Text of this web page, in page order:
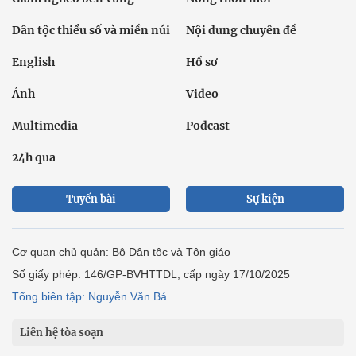
Dân tộc thiểu số và miền núi Nội dung chuyên đề
English Hồ sơ
Ảnh Video
Multimedia Podcast
24h qua
Tuyến bài Sự kiện
Cơ quan chủ quản: Bộ Dân tộc và Tôn giáo
Số giấy phép: 146/GP-BVHTTDL, cấp ngày 17/10/2025
Tổng biên tập: Nguyễn Văn Bá
Liên hệ tòa soạn